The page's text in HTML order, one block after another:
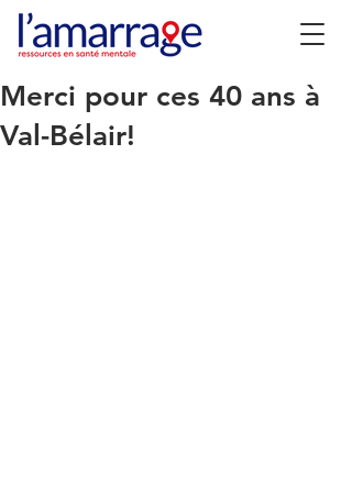
Merci pour ces 40 ans à
Val-Bélair!